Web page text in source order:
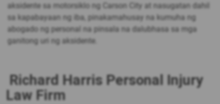
aksidente sa motorsiklo ng Carson City at nasugatan dahil
sa kapabayaan ng iba, pinakamahusay na kumuha ng
abogado ng personal na pinsala na dalubhasa sa mga
ganitong uri ng aksidente.
Richard Harris Personal Injury
Law Firm